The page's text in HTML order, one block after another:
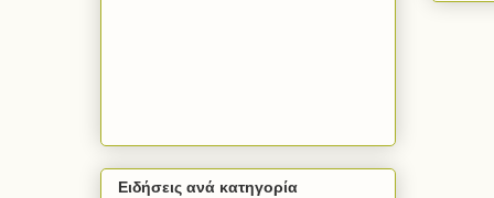
Ειδήσεις ανά κατηγορία